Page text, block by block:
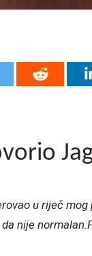
u riječ
nije